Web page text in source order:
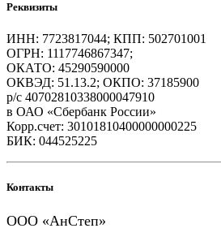
Реквизиты
ИНН: 7723817044; КПП: 502701001
ОГРН: 1117746867347;
ОКАТО: 45290590000
ОКВЭД: 51.13.2; ОКПО: 37185900
р/с 40702810338000047910
в ОАО «Сбербанк России»
Корр.счет: 30101810400000000225
БИК: 044525225
Контакты
ООО «АнСтеп»